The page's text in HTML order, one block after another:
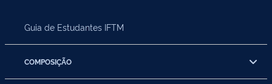
Guia de Estudantes IFTM
COMPOSIÇÃO